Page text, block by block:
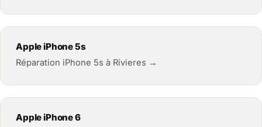
Apple iPhone 5s
Réparation iPhone 5s à Rivieres →
Apple iPhone 6